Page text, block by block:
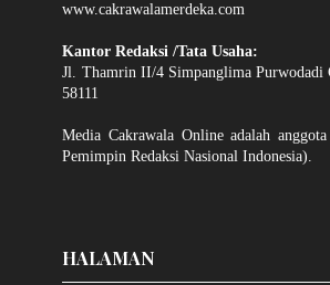
www.cakrawalamerdeka.com
Kantor Redaksi /Tata Usaha:
Jl. Thamrin II/4 Simpanglima Purwodadi
58111
Media Cakrawala Online adalah
Pemimpin Redaksi Nasional Indonesia).
HALAMAN